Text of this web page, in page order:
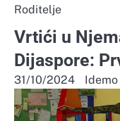
Roditelje
Vrtići u
Dijaspore:
31/10/2024 Idemo